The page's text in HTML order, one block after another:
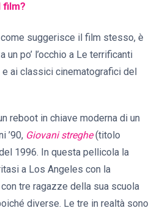
film?
suggerisce il film stesso, è
un po’ l’occhio a Le terrificanti
e ai classici cinematografici del
reboot in chiave moderna di un
’90, Giovani streghe(titolo
1996. In questa pellicola la
a Los Angeles con la
tre ragazze della sua scuola
diverse. Le tre in realtà sono